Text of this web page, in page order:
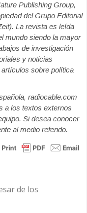
Publishing Group,
del Grupo Editorial
La revista es leída
mundo siendo la mayor
de investigación
y noticias
sobre política
radiocable.com
a los textos externos
Si desea conocer
al medio referido.
de los